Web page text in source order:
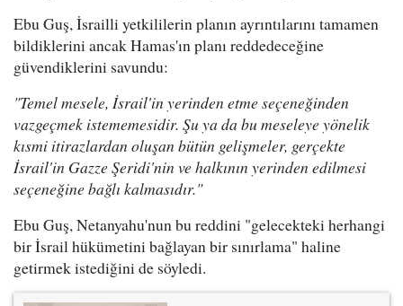
Ebu Guş, İsrailli yetkililerin planın ayrıntılarını tamamen
bildiklerini ancak Hamas'ın planı reddedeceğine
güvendiklerini savundu:
"Temel mesele, İsrail'in yerinden etme seçeneğinden
vazgeçmek istememesidir. Şu ya da bu meseleye yönelik
kısmi itirazlardan oluşan bütün gelişmeler, gerçekte
İsrail'in Gazze Şeridi'nin ve halkının yerinden edilmesi
seçeneğine bağlı kalmasıdır."
Ebu Guş, Netanyahu'nun bu reddini "gelecekteki herhangi
bir İsrail hükümetini bağlayan bir sınırlama" haline
getirmek istediğini de söyledi.